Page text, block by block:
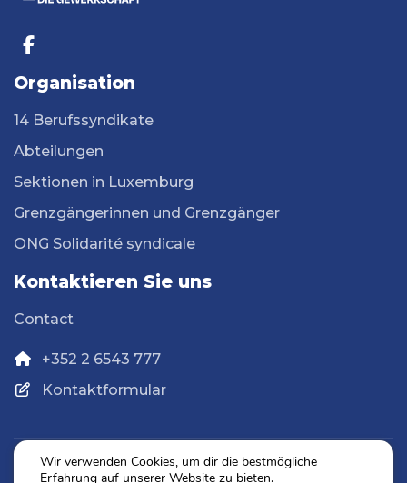
Organisation
14 Berufssyndikate
Abteilungen
Sektionen in Luxemburg
Grenzgängerinnen und Grenzgänger
ONG Solidarité syndicale
Kontaktieren Sie uns
Contact
+352 2 6543 777
Kontaktformular
Datenschutz
Wir verwenden Cookies, um dir die bestmögliche
Erfahrung auf unserer Website zu bieten.